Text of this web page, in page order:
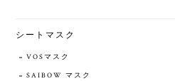
シートマスク
VOSマスク
SAIBOW マスク